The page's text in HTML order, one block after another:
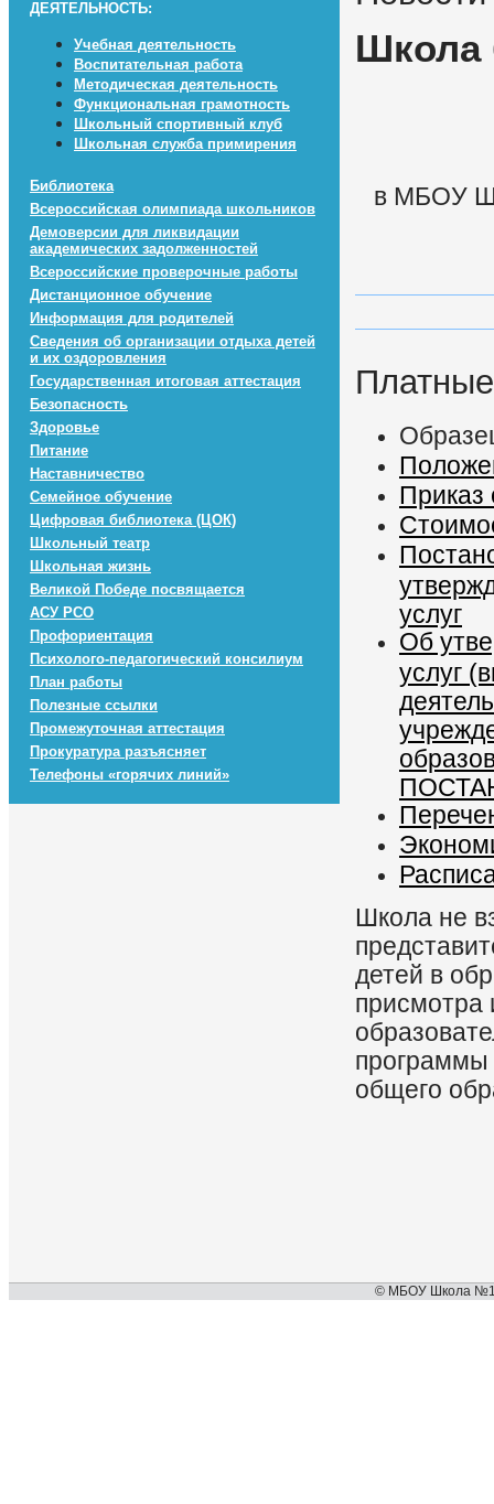
ДЕЯТЕЛЬНОСТЬ:
Учебная деятельность
Воспитательная работа
Методическая деятельность
Функциональная грамотность
Школьный спортивный клуб
Школьная служба примирения
Библиотека
Всероссийская олимпиада школьников
Демоверсии для ликвидации
академических задолженностей
Всероссийские проверочные работы
Дистанционное обучение
Информация для родителей
Сведения об организации отдыха детей
и их оздоровления
Государственная итоговая аттестация
Безопасность
Здоровье
Питание
Наставничество
Семейное обучение
Цифровая библиотека (ЦОК)
Школьный театр
Школьная жизнь
Великой Победе посвящается
АСУ РСО
Профориентация
Психолого-педагогический консилиум
План работы
Полезные ссылки
Промежуточная аттестация
Прокуратура разъясняет
Телефоны «горячих линий»
Школа
в МБОУ
Приказ
услуг
Об
услуг
Школа не
детей в
присмотра
программы
общего
© МБОУ Школа